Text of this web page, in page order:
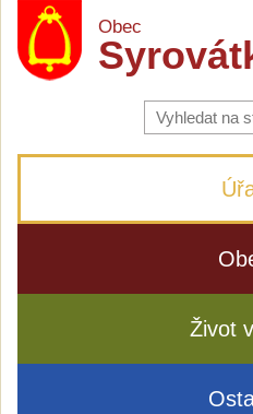
Obec
Vyhledávání
na
stránkách
Život